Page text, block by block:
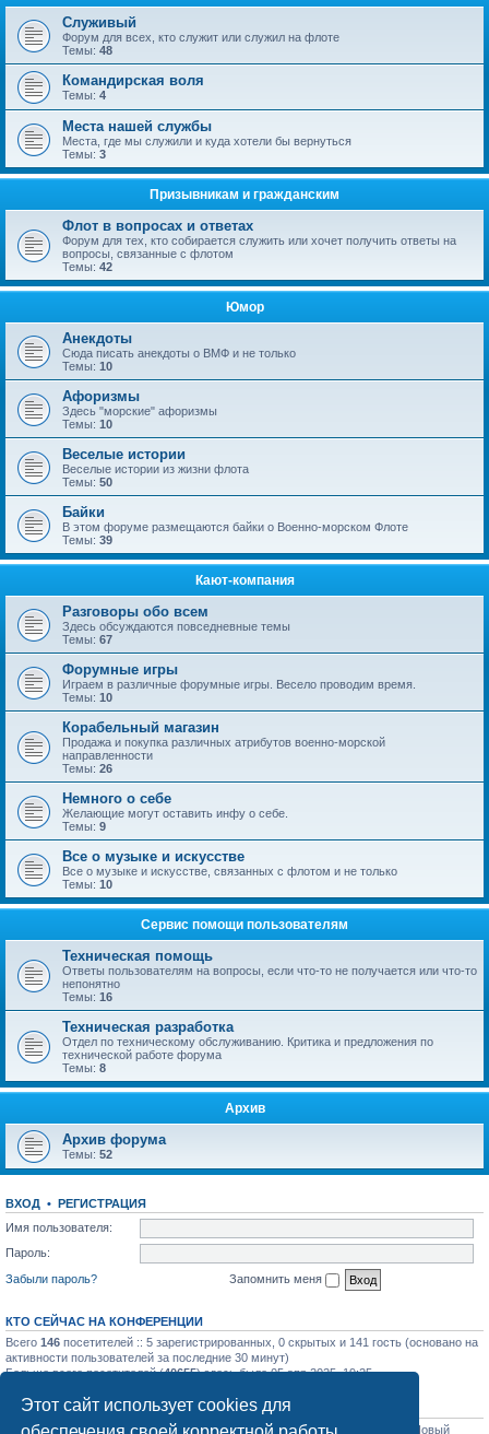
Этот сайт использует cookies для
Служивый
Форум для всех, кто служит или служил на флоте
Темы: 48
Командирская воля
Темы: 4
Места нашей службы
Места, где мы служили и куда хотели бы вернуться
Темы: 3
Призывникам и гражданским
Флот в вопросах и ответах
Форум для тех, кто собирается служить или хочет получить ответы на
вопросы, связанные с флотом
Темы: 42
Юмор
Анекдоты
Сюда писать анекдоты о ВМФ и не только
Темы: 10
Афоризмы
Здесь "морские" афоризмы
Темы: 10
Веселые истории
Веселые истории из жизни флота
Темы: 50
Байки
В этом форуме размещаются байки о Военно-морском Флоте
Темы: 39
Кают-компания
Разговоры обо всем
Здесь обсуждаются повседневные темы
Темы: 67
Форумные игры
Играем в различные форумные игры. Весело проводим время.
Темы: 10
Корабельный магазин
Продажа и покупка различных атрибутов военно-морской
направленности
Темы: 26
Немного о себе
Желающие могут оставить инфу о себе.
Темы: 9
Все о музыке и искусстве
Все о музыке и искусстве, связанных с флотом и не только
Темы: 10
Сервис помощи пользователям
Техническая помощь
Ответы пользователям на вопросы, если что-то не получается или что-то
непонятно
Темы: 16
Техническая разработка
Отдел по техническому обслуживанию. Критика и предложения по
технической работе форума
Темы: 8
Архив
Архив форума
Темы: 52
ВХОД • РЕГИСТРАЦИЯ
Имя пользователя:
Пароль:
Забыли пароль?
Запомнить меня
КТО СЕЙЧАС НА КОНФЕРЕНЦИИ
Всего 146 посетителей :: 5 зарегистрированных, 0 скрытых и 141 гость (основано на
активности пользователей за последние 30 минут)
Больше всего посетителей (40655) здесь было 05 апр 2025, 19:25
СТАТИСТИКА
Всего сообщений:31756• Всего тем:1129• Всего пользователей: • Новый